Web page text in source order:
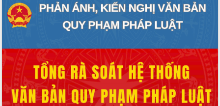
Thứ trưởng Bộ Nông nghiệp và Môi
trường Nguyễn Hoàng Hiệp khảo sát
vùng trồng và doanh nghiệp đóng gói
Trình diễn nghệ thuật chế biến các
món ăn từ sầu riêng
Đắk Lắk công bố Quy hoạch và xúc
tiến đầu tư tỉnh
Ngành cá ngừ Đắk Lắk chủ động thích
ứng để giữ vững thị trường xuất khẩu